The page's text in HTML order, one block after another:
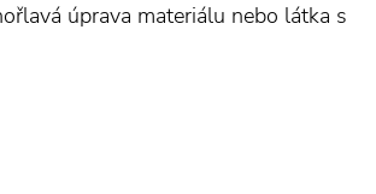
úprava materiálu nebo látka s